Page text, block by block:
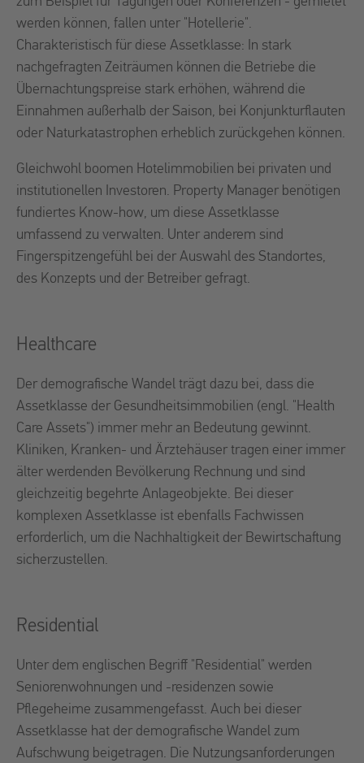
werden können, fallen unter "Hotellerie".
Charakteristisch für diese Assetklasse: In stark
nachgefragten Zeiträumen können die Betriebe die
Übernachtungspreise stark erhöhen, während die
Einnahmen außerhalb der Saison, bei Konjunkturflauten
oder Naturkatastrophen erheblich zurückgehen können.
Gleichwohl boomen Hotelimmobilien bei privaten und
institutionellen Investoren. Property Manager benötigen
fundiertes Know-how, um diese Assetklasse
umfassend zu verwalten. Unter anderem sind
Fingerspitzengefühl bei der Auswahl des Standortes,
des Konzepts und der Betreiber gefragt.
Healthcare
Der demografische Wandel trägt dazu bei, dass die
Assetklasse der Gesundheitsimmobilien (engl. "Health
Care Assets") immer mehr an Bedeutung gewinnt.
Kliniken, Kranken- und Ärztehäuser tragen einer immer
älter werdenden Bevölkerung Rechnung und sind
gleichzeitig begehrte Anlageobjekte. Bei dieser
komplexen Assetklasse ist ebenfalls Fachwissen
erforderlich, um die Nachhaltigkeit der Bewirtschaftung
sicherzustellen.
Residential
Unter dem englischen Begriff "Residential" werden
Seniorenwohnungen und -residenzen sowie
Pflegeheime zusammengefasst. Auch bei dieser
Assetklasse hat der demografische Wandel zum
Aufschwung beigetragen. Die Nutzungsanforderungen